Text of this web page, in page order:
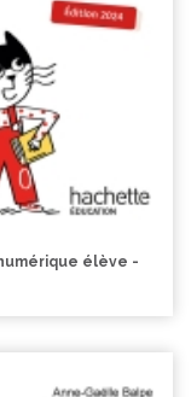
élève -